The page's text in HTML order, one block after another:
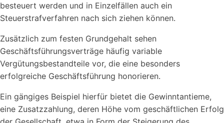
besteuert werden und in Einzelfällen auch ein
Steuerstrafverfahren nach sich ziehen können.
Zusätzlich zum festen Grundgehalt sehen
Geschäftsführungsverträge häufig variable
Vergütungsbestandteile vor, die eine besonders
erfolgreiche Geschäftsführung honorieren.
Ein gängiges Beispiel hierfür bietet die Gewinntantieme,
eine Zusatzzahlung, deren Höhe vom geschäftlichen Erfolg